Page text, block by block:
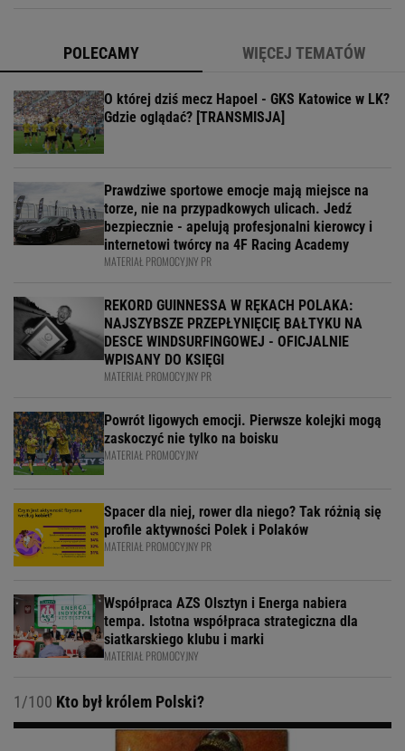
POLECAMY WIĘCEJ TEMATÓW
O której dziś mecz Hapoel - GKS Katowice w LK?
Gdzie oglądać? [TRANSMISJA]
Prawdziwe sportowe emocje mają miejsce na
torze, nie na przypadkowych ulicach. Jedź
bezpiecznie - apelują profesjonalni kierowcy i
internetowi twórcy na 4F Racing Academy
MATERIAŁ PROMOCYJNY PR
REKORD GUINNESSA W RĘKACH POLAKA:
NAJSZYBSZE PRZEPŁYNIĘCIĘ BAŁTYKU NA
DESCE WINDSURFINGOWEJ - OFICJALNIE
WPISANY DO KSIĘGI
MATERIAŁ PROMOCYJNY PR
Powrót ligowych emocji. Pierwsze kolejki mogą
zaskoczyć nie tylko na boisku
MATERIAŁ PROMOCYJNY
Spacer dla niej, rower dla niego? Tak różnią się
profile aktywności Polek i Polaków
MATERIAŁ PROMOCYJNY PR
Współpraca AZS Olsztyn i Energa nabiera
tempa. Istotna współpraca strategiczna dla
siatkarskiego klubu i marki
MATERIAŁ PROMOCYJNY
1/100 Kto był królem Polski?